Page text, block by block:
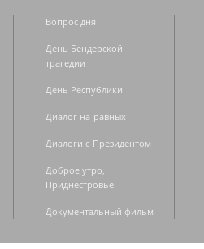
Вопрос дня
День Бендерской
трагедии
День Республики
Диалог на равных
Диалоги с Президентом
Доброе утро,
Приднестровье!
Документальный фильм